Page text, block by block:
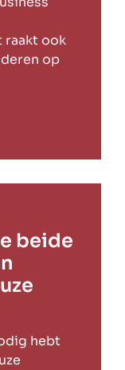
raakt ook
op
beide
hebt